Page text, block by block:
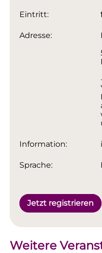
Eintritt:
Adresse:
Information:
Sprache:
Jetzt registrieren
Weitere